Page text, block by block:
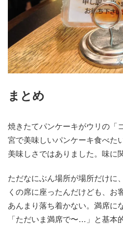
まとめ
焼きたてパンケーキがウリの「
宮で美味しいパンケーキ食べた
美味しさではありました。味に
ただなにぶん場所が場所だけに
くの席に座ったんだけども、お
あんまり落ち着かない。満席に
「ただいま満席で〜…」と基本